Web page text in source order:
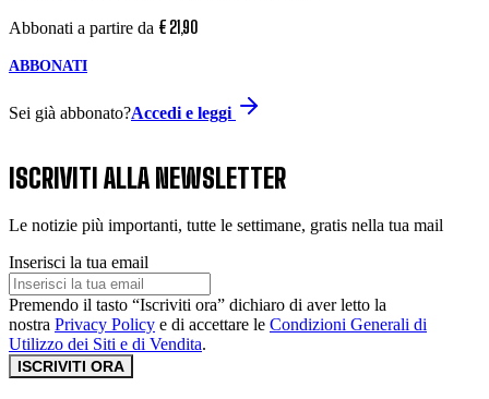
Abbonati a partire da € 21,90
ABBONATI
Sei già abbonato?Accedi e leggi
ISCRIVITI ALLA NEWSLETTER
Le notizie più importanti, tutte le settimane, gratis nella tua mail
Inserisci la tua email
Premendo il tasto “Iscriviti ora” dichiaro di aver letto la
nostra Privacy Policy e di accettare le Condizioni Generali di
Utilizzo dei Siti e di Vendita.
ISCRIVITI ORA